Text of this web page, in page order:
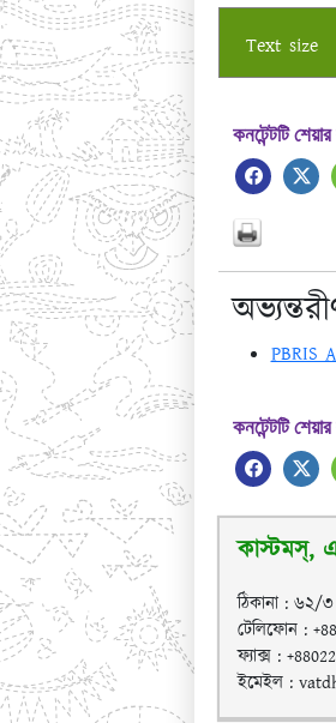
Text size
কনটেন্টটি
PBRIS
কনটেন্টটি
কাস্টমস্,
ঠিকানা : ৬২/৩
টেলিফোন :
ফ্যাক্স :
ইমেইল :